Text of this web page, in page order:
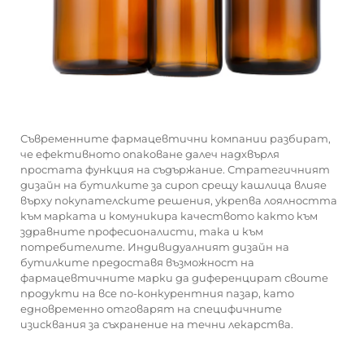
Съвременните фармацевтични компании разбират,
че ефективното опаковане далеч надхвърля
простата функция на съдържание. Стратегичният
дизайн на бутилките за сироп срещу кашлица влияе
върху покупателските решения, укрепва лоялността
към марката и комуникира качеството както към
здравните професионалисти, така и към
потребителите. Индивидуалният дизайн на
бутилките предоставя възможност на
фармацевтичните марки да диференцират своите
продукти на все по-конкурентния пазар, като
едновременно отговарят на специфичните
изисквания за съхранение на течни лекарства.